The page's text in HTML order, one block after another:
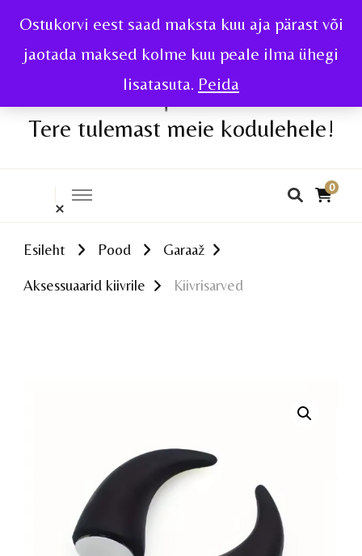
Ostukorvi eest saad maksta kuu aja pärast või
jaotada maksed kolme kuu peale ilma ühegi
lisatasuta. Peida
Tere tulemast meie kodulehele!
0
Esileht Pood Garaaž
Aksessuaarid kiivrile Kiivrisarved